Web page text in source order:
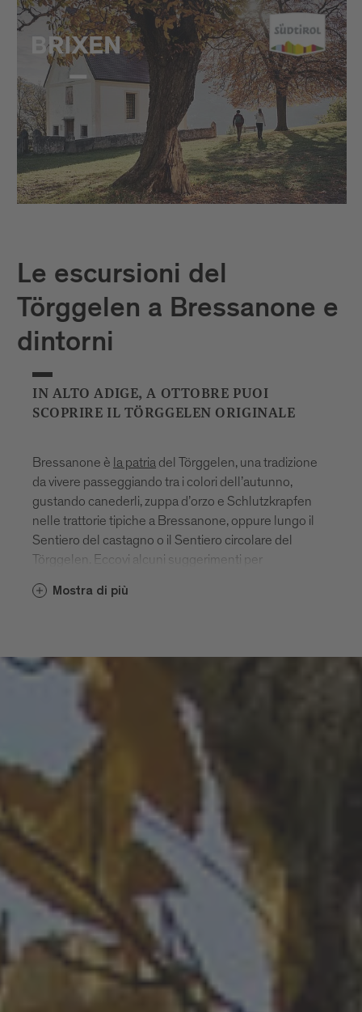
Le escursioni del
Törggelen a Bressanone e
dintorni
IN ALTO ADIGE, A OTTOBRE PUOI
SCOPRIRE IL TÖRGGELEN ORIGINALE
Bressanone è la patria del Törggelen, una tradizione
da vivere passeggiando tra i colori dell’autunno,
gustando canederli, zuppa d’orzo e Schlutzkrapfen
nelle trattorie tipiche a Bressanone, oppure lungo il
Sentiero del castagno o il Sentiero circolare del
Törggelen. Eccovi alcuni suggerimenti per
Mostra di più